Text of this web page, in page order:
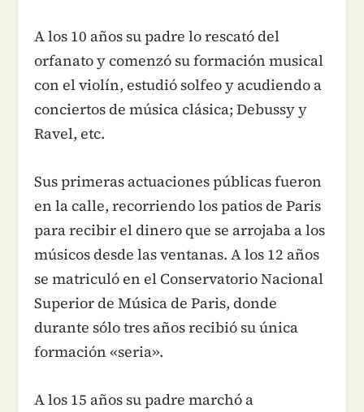
A los 10 años su padre lo rescató del
orfanato y comenzó su formación musical
con el violín, estudió solfeo y acudiendo a
conciertos de música clásica; Debussy y
Ravel, etc.
Sus primeras actuaciones públicas fueron
en la calle, recorriendo los patios de Paris
para recibir el dinero que se arrojaba a los
músicos desde las ventanas. A los 12 años
se matriculó en el Conservatorio Nacional
Superior de Música de Paris, donde
durante sólo tres años recibió su única
formación «seria».
A los 15 años su padre marchó a